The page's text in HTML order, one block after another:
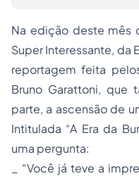
Na edição deste mês
Super Interessante, da
reportagem feita
Bruno Garattoni, que
parte, a ascensão de
Intitulada “A Era da
uma pergunta:
_ “Você já teve a